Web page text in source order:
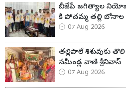
బీజేపీ జగిత్యాల
కి పోచమ్మ తల్లి
07 Aug 2026
తల్లిపాలే శిశువుకు
సమీండ్ల వాణి శ్రీనివాస్
07 Aug 2026